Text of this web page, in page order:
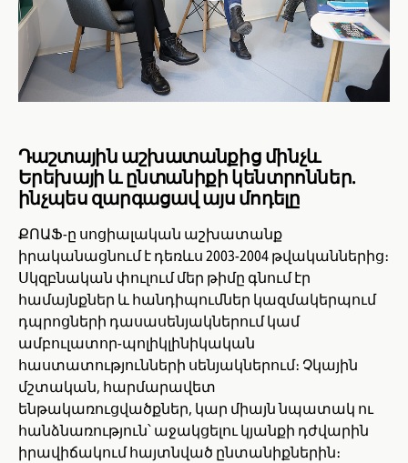
Դաշտային աշխատանքից մինչև
Երեխայի և ընտանիքի կենտրոններ.
ինչպես զարգացավ այս մոդելը
ՔՈԱՖ-ը սոցիալական աշխատանք
իրականացնում է դեռևս 2003-2004 թվականներից։
Սկզբնական փուլում մեր թիմը գնում էր
համայնքներ և հանդիպումներ կազմակերպում
դպրոցների դասասենյակներում կամ
ամբուլատոր-պոլիկլինիկական
հաստատությունների սենյակներում։ Չկային
մշտական, հարմարավետ
ենթակառուցվածքներ, կար միայն նպատակ ու
հանձնառություն՝ աջակցելու կյանքի դժվարին
իրավիճակում հայտնված ընտանիքներին։